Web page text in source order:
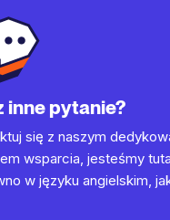
tagi hreflang,
lub subdomen.
inne pytanie?
się z naszym
wsparcia, jesteśmy
w języku angielskim,